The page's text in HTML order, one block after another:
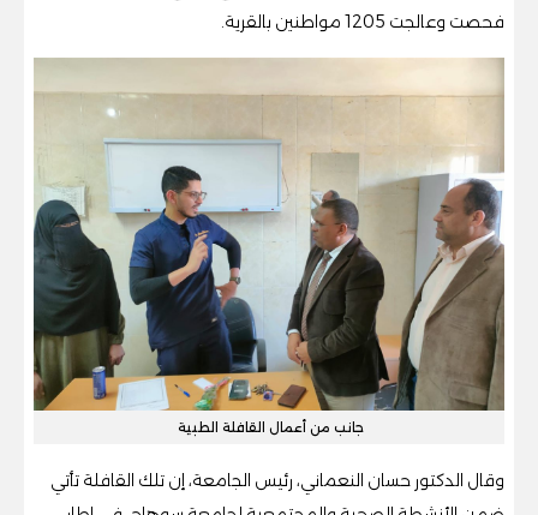
فحصت وعالجت 1205 مواطنين بالقرية.
جانب من أعمال القافلة الطبية
وقال الدكتور حسان النعماني، رئيس الجامعة، إن تلك القافلة تأتي